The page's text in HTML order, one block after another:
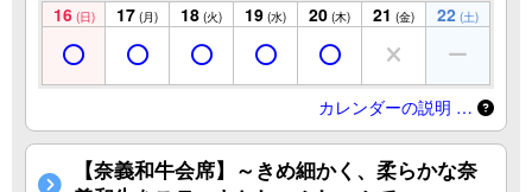
16 (日) 17 (月) 18 (火) 19 (水) 20 (木) 21 (金) 22 (土)
カレンダーの説明 …
【奈義和牛会席】～きめ細かく、柔らかな奈